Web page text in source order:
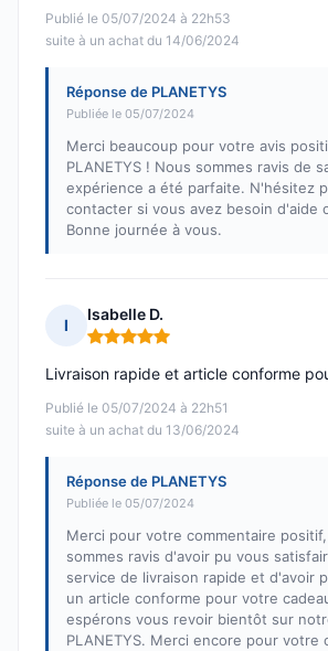
Publié le 05/07/2024 à 22h53
suite à un achat du 14/06/2024
Réponse de PLANETYS
Publiée le 05/07/2024
Merci beaucoup pour votre avis
PLANETYS ! Nous sommes ravis de
expérience a été parfaite. N'hésitez
contacter si vous avez besoin d'aide
Bonne journée à vous.
I
Isabelle D.
Note : 5 sur 5
Publié le 05/07/2024 à 22h51
suite à un achat du 13/06/2024
Livraison rapide et article conforme
Réponse de PLANETYS
Publiée le 05/07/2024
Merci pour votre commentaire
sommes ravis d'avoir pu vous
service de livraison rapide et d'avoir
un article conforme pour votre
espérons vous revoir bientôt sur
PLANETYS. Merci encore pour votre